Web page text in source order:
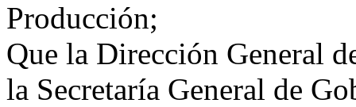
Producción;
Que la Dirección General
la Secretaría General de